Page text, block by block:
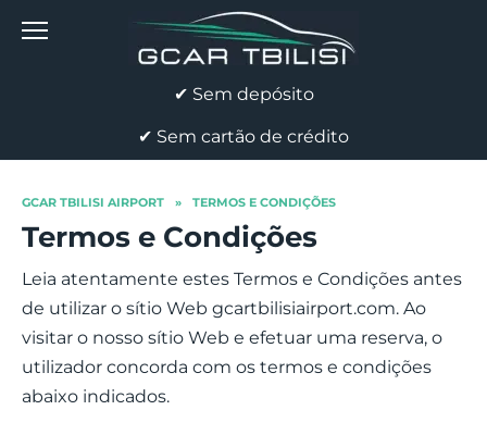
✔ Sem depósito
✔ Sem cartão de crédito
GCAR TBILISI AIRPORT » TERMOS E CONDIÇÕES
Termos e Condições
Leia atentamente estes Termos e Condições antes
de utilizar o sítio Web gcartbilisiairport.com. Ao
visitar o nosso sítio Web e efetuar uma reserva, o
utilizador concorda com os termos e condições
abaixo indicados.